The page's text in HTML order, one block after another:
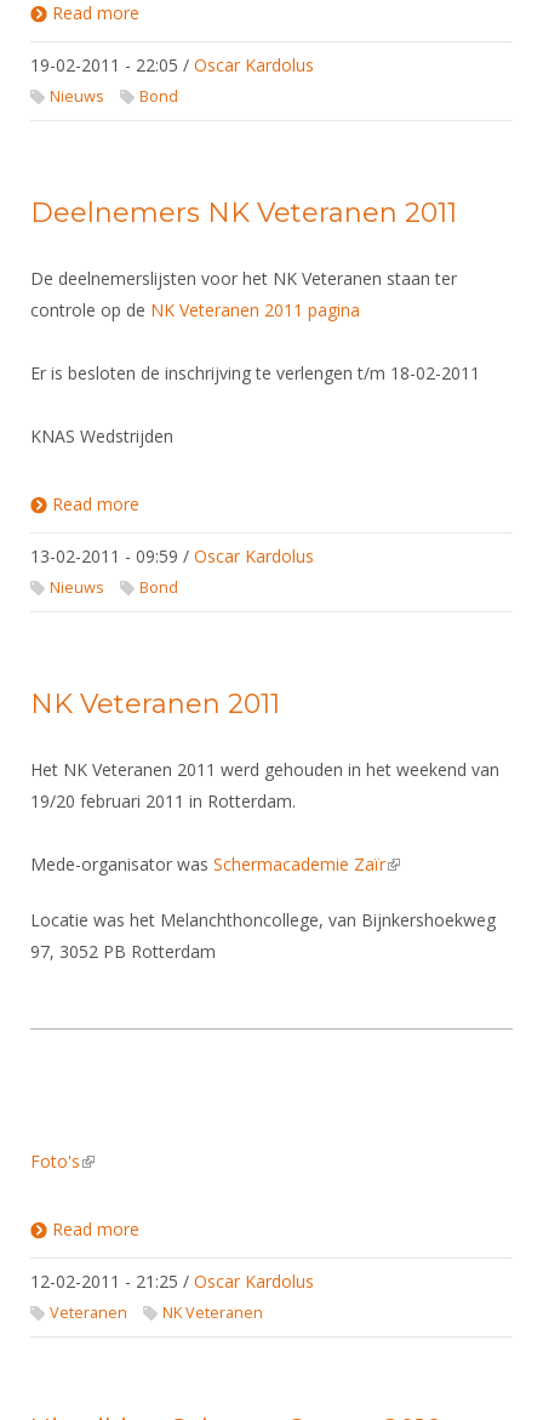
Read more
19-02-2011 - 22:05 / Oscar Kardolus
Nieuws Bond
Deelnemers NK Veteranen 2011
De deelnemerslijsten voor het NK Veteranen staan ter
controle op de NK Veteranen 2011 pagina
Er is besloten de inschrijving te verlengen t/m 18-02-2011
KNAS Wedstrijden
Read more
13-02-2011 - 09:59 / Oscar Kardolus
Nieuws Bond
NK Veteranen 2011
Het NK Veteranen 2011 werd gehouden in het weekend van
19/20 februari 2011 in Rotterdam.
Mede-organisator was Schermacademie Zaïr(link is external)
Locatie was het Melanchthoncollege, van Bijnkershoekweg
97, 3052 PB Rotterdam
Foto's(link is external)
Read more
12-02-2011 - 21:25 / Oscar Kardolus
Veteranen NK Veteranen